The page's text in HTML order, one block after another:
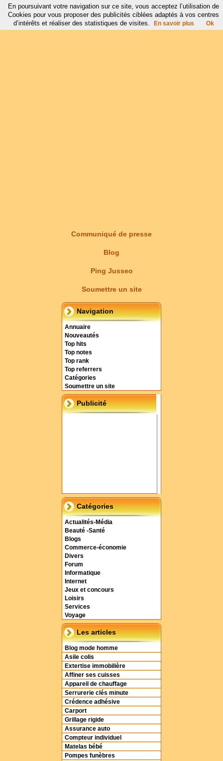
Communiqué de presse
Blog
Ping Jusseo
Soumettre un site
Navigation
Annuaire
Nouveautés
Top hits
Top notes
Top rank
Top referrers
Catégories
Soumettre un site
Publicité
Catégories
Actualités-Média
Beauté -Santé
Blogs
Commerce-économie
Divers
Forum
Informatique
Internet
Jeux et concours
Loisirs
Services
Voyage
Les articles
Blog mode homme
Asile colis
Extertise immobilière
Affiner ses cuisses
Appareil de chauffage
Serrurerie clés minute
Crédence adhésive
Carport
Grillage rigide
Assurance auto
Compteur individuel
Matelas bébé
Pompes funèbres
En poursuivant votre navigation sur ce site, vous acceptez l’utilisation de
Cookies pour vous proposer des publicités ciblées adaptés à vos centres
d’intérêts et réaliser des statistiques de visites.
En savoir plus Ok